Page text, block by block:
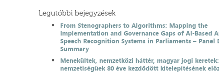
Legutóbbi bejegyzések
From Stenographers to Algorithms: Mapping the
Implementation and Governance Gaps of AI-Based
Speech Recognition Systems in Parliaments – Panel
Summary
Menekültek, nemzetközi háttér, magyar jogi
nemzetiségűek 80 éve kezdődött kitelepítésének